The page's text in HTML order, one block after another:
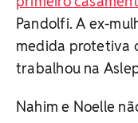
Pandolfi. A ex-
medida protetiva
trabalhou na
Nahim e Noelle